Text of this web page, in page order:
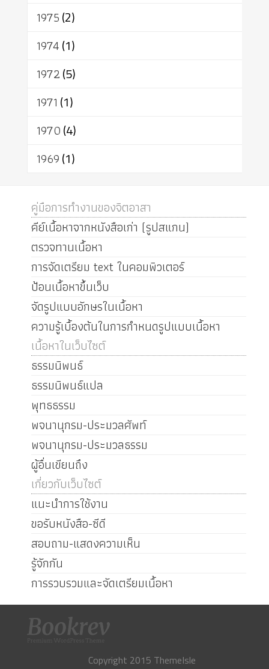
1975(2)
1974(1)
1972(5)
1971 (1)
1970(4)
1969(1)
คู่มือการทำงานของจิตอาสา
คีย์เนื้อหาจากหนังสือเก่า (รูปสแกน)
ตรวจทานเนื้อหา
การจัดเตรียม text ในคอมพิวเตอร์
ป้อนเนื้อหาขึ้นเว็บ
จัดรูปแบบอักษรในเนื้อหา
ความรู้เบื้องต้นในการกำหนดรูปแบบเนื้อหา
เนื้อหาในเว็บไซต์
ธรรมนิพนธ์
ธรรมนิพนธ์แปล
พุทธธรรม
พจนานุกรม-ประมวลศัพท์
พจนานุกรม-ประมวลธรรม
ผู้อื่นเขียนถึง
เกี่ยวกับเว็บไซต์
แนะนำการใช้งาน
ขอรับหนังสือ-ซีดี
สอบถาม-แสดงความเห็น
รู้จักกัน
การรวบรวมและจัดเตรียมเนื้อหา
Copyright 2015 ThemeIsle